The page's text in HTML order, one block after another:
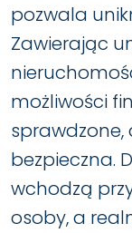
pozwala
Zawierając
możliwości
sprawdzone,
bezpieczna.
wchodzą
osoby, a